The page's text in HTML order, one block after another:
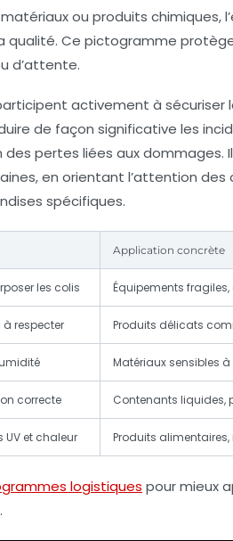
ou produits chimiques,
qualité. Ce pictogramme
d’attente.
activement à sécuriser
de façon significative les
pertes liées aux dommages.
en orientant l’attention des
spécifiques.
Application concrète
les colis Équipements fragiles,
respecter Produits délicats
Matériaux sensibles
correcte Contenants liquides,
UV et chaleur Produits
logistiques pour mieux